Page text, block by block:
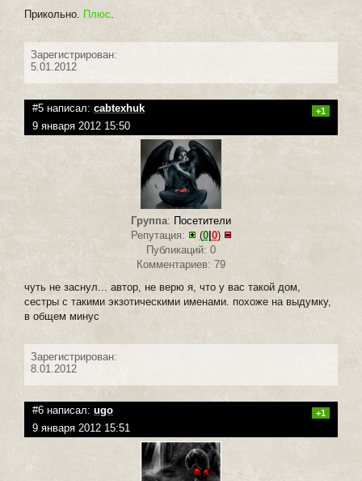
Прикольно.
Плюс
Зарегистрирован:
5.01.2012
#5 написал: cabtexhuk +1
9 января 2012 15:50
Группа: Посетители
Репутация:
(0| 0)
Публикаций: 0
Комментариев: 79
чуть не заснул... автор, не верю я, что у вас такой дом,
сестры с такими экзотическими именами. похоже на выдумку,
в общем минус
Зарегистрирован:
8.01.2012
#6 написал: ugo +1
9 января 2012 15:51